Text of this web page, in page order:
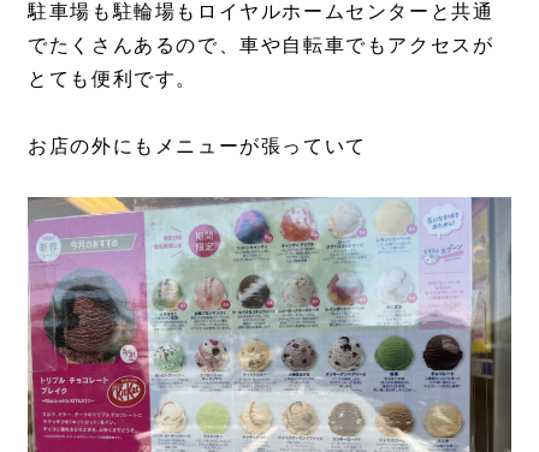
駐車場も駐輪場もロイヤルホームセンターと共通
でたくさんあるので、車や自転車でもアクセスが
とても便利です。
お店の外にもメニューが張っていて